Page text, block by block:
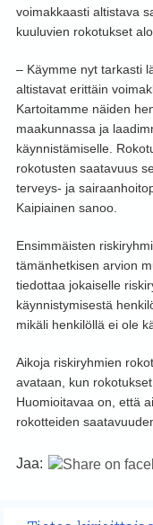
voimakkaasti altistava
kuuluvien rokotukset
– Käymme nyt tarkasti
altistavat erittäin
Kartoitamme näiden
maakunnassa ja
käynnistämiselle.
rokotusten saatavuus
terveys- ja
Kaipiainen sanoo.
Ensimmäisten
tämänhetkisen arvion
tiedottaa jokaiselle
käynnistymisestä
mikäli henkilöllä ei ole
Aikoja riskiryhmien
avataan, kun
Huomioitavaa on, että
rokotteiden
Jaa: